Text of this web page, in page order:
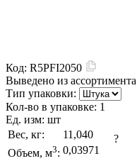
Код: R5PFI2050
Выведено из ассортимента
Тип упаковки:
Кол-во в упаковке: 1
Ед. изм: шт
Вес, кг:
11,040
Объем, м3: 0,03971
?